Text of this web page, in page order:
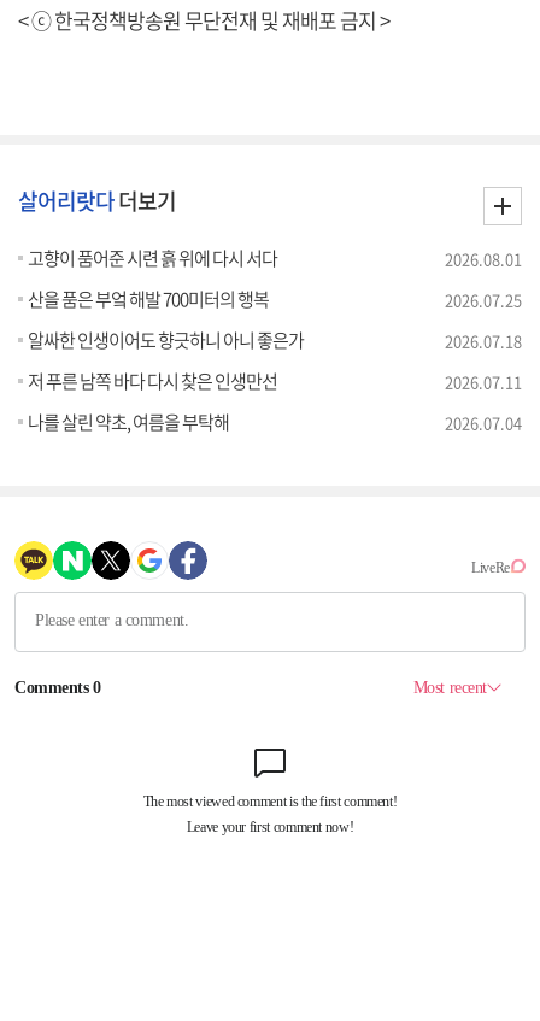
< ⓒ 한국정책방송원 무단전재 및 재배포 금지 >
살어리랏다더보기
고향이 품어준 시련 흙 위에 다시 서다 2026.08.01
산을 품은 부엌 해발 700미터의 행복 2026.07.25
알싸한 인생이어도 향긋하니 아니 좋은가 2026.07.18
저 푸른 남쪽 바다 다시 찾은 인생만선 2026.07.11
나를 살린 약초, 여름을 부탁해 2026.07.04